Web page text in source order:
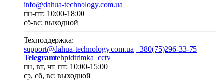
info@dahua-technology.com.ua
пн-пт: 10:00-18:00
сб-вс: выходной
Техподдержка:
support@dahua-technology.com.ua +380(75)296-33-75
Telegramtehpidtrimka_cctv
пн, вт, чт, пт: 10:00-15:00
ср, сб, вс: выходной